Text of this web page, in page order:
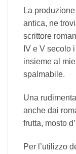
La
antica, ne
scrittore
IV e V secolo
insieme al
spalmabile.
Una
anche dai
frutta, mosto
Per l’utilizzo